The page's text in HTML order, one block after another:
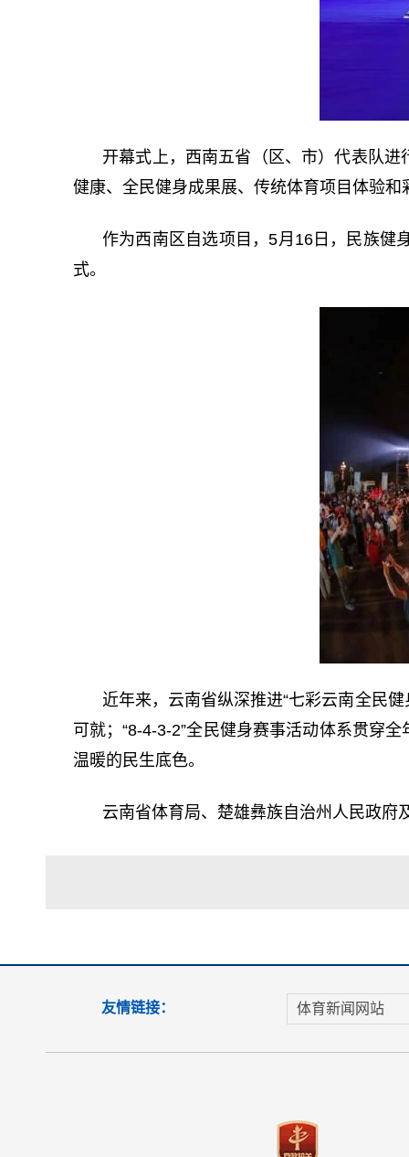
开幕式上，西南五省（区、市）代表队
健康、全民健身成果展、传统体育项目体验和
作为西南区自选项目，5月16日，民族健
式。
近年来，云南省纵深推进“七彩云南全民
可就；“8-4-3-2”全民健身赛事活动体系贯穿
温暖的民生底色。
云南省体育局、楚雄彝族自治州人民政府
友情链接： 体育新闻网站